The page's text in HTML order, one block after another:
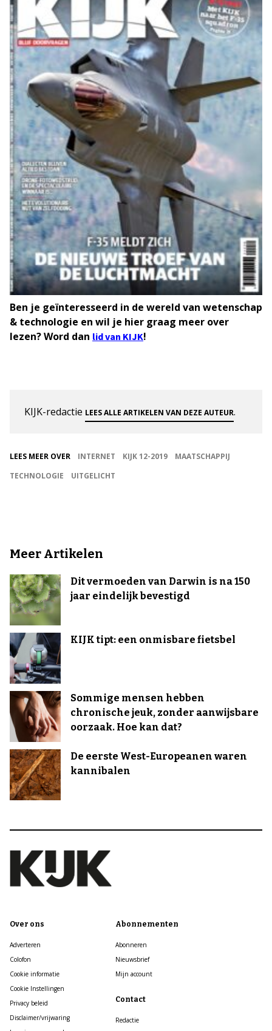
Ben je geïnteresseerd in de wereld van wetenschap
& technologie en wil je hier graag meer over
lezen? Word dan lid van KIJK!
KIJK-redactie LEES ALLE ARTIKELEN VAN DEZE AUTEUR.
LEES MEER OVER INTERNET KIJK 12-2019
MAATSCHAPPIJ
TECHNOLOGIE
UITGELICHT
Meer Artikelen
Dit vermoeden van Darwin is na 150
jaar eindelijk bevestigd
KIJK tipt: een onmisbare fietsbel
Sommige mensen hebben
chronische jeuk, zonder aanwijsbare
oorzaak. Hoe kan dat?
De eerste West-Europeanen waren
kannibalen
Over ons
Adverteren
Colofon
Cookie informatie
Cookie Instellingen
Privacy beleid
Disclaimer/vrijwaring
Abonnementen
Abonneren
Nieuwsbrief
Mijn account
Contact
Redactie